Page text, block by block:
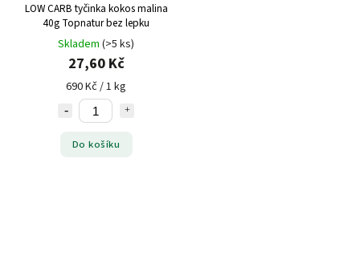
LOW CARB tyčinka kokos malina
40g Topnatur bez lepku
Skladem (>5 ks)
27,60 Kč
690 Kč / 1 kg
Do košíku